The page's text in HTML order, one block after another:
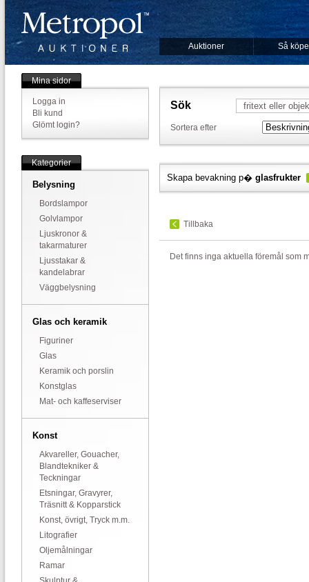
Auktioner Så
Mina sidor
Logga in
Bli kund
Glömt login?
Kategorier
Belysning
Bordslampor
Golvlampor
Ljuskronor &
takarmaturer
Ljusstakar &
kandelabrar
Väggbelysning
Glas och keramik
Figuriner
Glas
Keramik och porslin
Konstglas
Mat- och kaffeserviser
Konst
Akvareller, Gouacher,
Blandtekniker &
Teckningar
Etsningar, Gravyrer,
Träsnitt & Kopparstick
Konst, övrigt, Tryck m.m.
Litografier
Oljemålningar
Ramar
Sök
Sortera efter
Skapa bevakning p� glasfrukter
Tillbaka
Det finns inga aktuella föremål som